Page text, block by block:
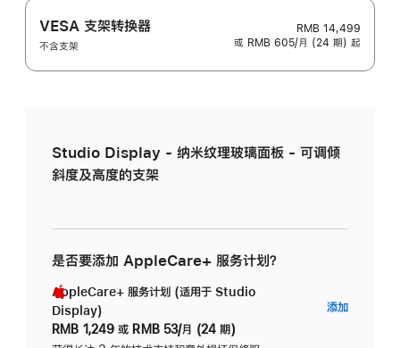
VESA 支架转换器
不含支架
RMB 14,499
或 RMB 605/月 (24 期) 起
Studio Display - 纳米纹理玻璃面板 - 可调倾
斜度及高度的支架
是否要添加 AppleCare+ 服务计划？
AppleCare+ 服务计划 (适用于 Studio
Display)
RMB 1,249 或 RMB 53/月 (24 期)
添加